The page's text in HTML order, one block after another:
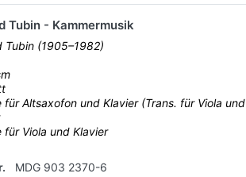
Tubin - Kammermusik
Tubin (1905–1982)
für Altsaxofon und Klavier (Trans. für Viola und
für Viola und Klavier
MDG 903 2370-6